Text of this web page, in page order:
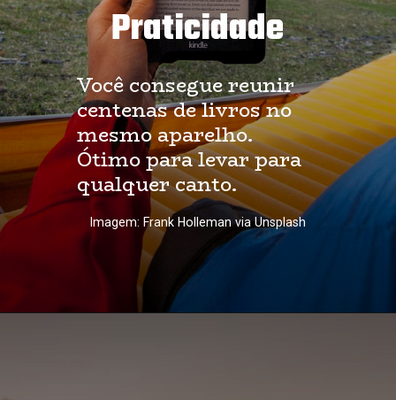
Praticidade
Você consegue reunir
centenas de livros no
mesmo aparelho.
Ótimo para levar para
qualquer canto.
Imagem: Frank Holleman via Unsplash